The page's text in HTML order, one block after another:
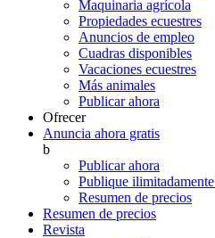
Maquinaria agrícola
Propiedades ecuestres
Anuncios de empleo
Cuadras disponibles
Vacaciones ecuestres
Más animales
Publicar ahora
Ofrecer
Anuncia ahora gratis
b
Publicar ahora
Publique ilimitadamente
Resumen de precios
Resumen de precios
Revista